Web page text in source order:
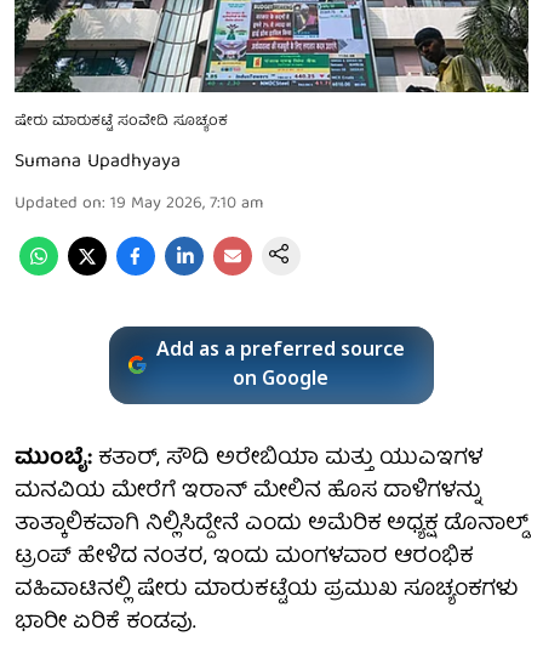
ಷೇರು ಮಾರುಕಟ್ಟೆ ಸಂವೇದಿ ಸೂಚ್ಯಂಕ
Sumana Upadhyaya
Updated on: 19 May 2026, 7:10 am
Add as a preferred source
on Google
ಮುಂಬೈ:ಕತಾರ್, ಸೌದಿ ಅರೇಬಿಯಾ ಮತ್ತು ಯುಎಇಗಳ
ಮನವಿಯ ಮೇರೆಗೆ ಇರಾನ್ ಮೇಲಿನ ಹೊಸ ದಾಳಿಗಳನ್ನು
ತಾತ್ಕಾಲಿಕವಾಗಿ ನಿಲ್ಲಿಸಿದ್ದೇನೆ ಎಂದು ಅಮೆರಿಕ ಅಧ್ಯಕ್ಷ ಡೊನಾಲ್ಡ್
ಟ್ರಂಪ್ ಹೇಳಿದ ನಂತರ, ಇಂದು ಮಂಗಳವಾರ ಆರಂಭಿಕ
ವಹಿವಾಟಿನಲ್ಲಿ ಷೇರು ಮಾರುಕಟ್ಟೆಯ ಪ್ರಮುಖ ಸೂಚ್ಯಂಕಗಳು
ಭಾರೀ ಏರಿಕೆ ಕಂಡವು.